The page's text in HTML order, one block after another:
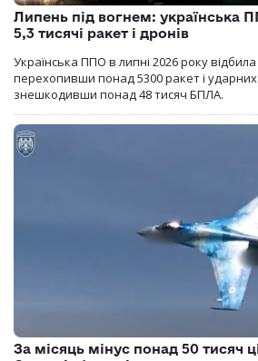
Липень під вогнем: українська
5,3 тисячі ракет і дронів
Українська ППО в липні 2026 року відбила
перехопивши понад 5300 ракет і
знешкодивши понад 48 тисяч БПЛА.
За місяць мінус понад 50 тисяч